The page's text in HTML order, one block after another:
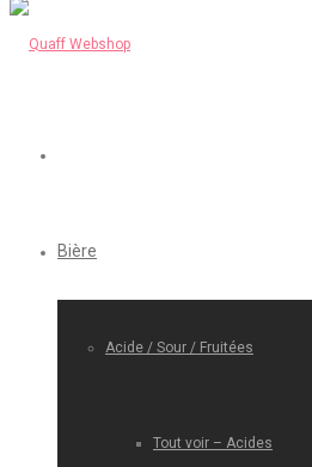
Bière
Acide / Sour / Fruitées
Tout voir – Acides